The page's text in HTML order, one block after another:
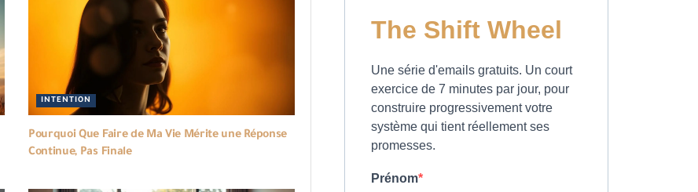
INTENTION
Pourquoi Que Faire de Ma Vie Mérite une Réponse
Continue, Pas Finale
The Shift Wheel
Une série d'emails gratuits. Un court
exercice de 7 minutes par jour, pour
construire progressivement votre
système qui tient réellement ses
promesses.
Prénom